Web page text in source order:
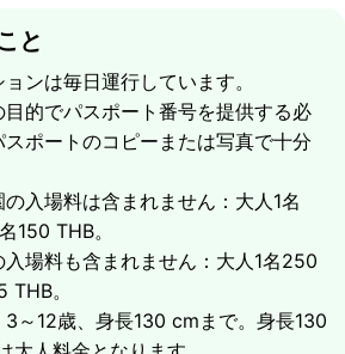
くの絵のように美しい入り江で再
へ向けて出発。
へ帰着、ホテルへ送迎。
の
ツアー当日）
グ用具とライフジャケット
ド
されるソフトドリンク、クッキ
ーチに到着、ビュッフェランチと
ック。
ューを楽しむ景色の良い500メー
か、ウアタラップビーチでのんび
択。
へ向けて出発。
へ帰着、ホテルへ送迎。
用具
と
ンは毎日運行しています。
的でパスポート番号を提供する必
ポートのコピーまたは写真で十分
入場料は含まれません：大人1名
150 THB。
入場料も含まれません：大人1名250
THB。
～12歳、身長130 cmまで。身長130